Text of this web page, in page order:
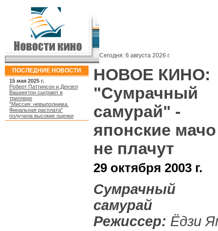
Сегодня: 6 августа 2026 г.
ПОСЛЕДНИЕ НОВОСТИ
15 мая 2025 г.
Роберт Паттинсон и Дензел
Вашингтон сыграют в
триллере
"Миссия: невыполнима.
Финальная расплата"
получила высокие оценки
НОВОЕ КИНО:
"Сумрачный
самурай" -
японские мачо
не плачут
29 октября 2003 г.
Сумрачный
самурай
Режиссер: Ёдзи